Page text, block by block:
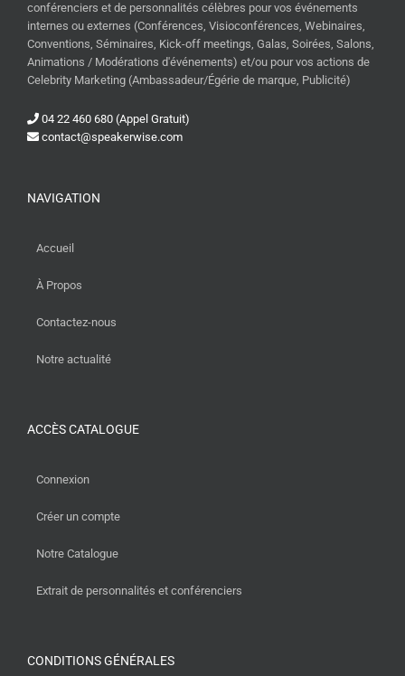
conférenciers et de personnalités célèbres pour vos événements
internes ou externes (Conférences, Visioconférences, Webinaires,
Conventions, Séminaires, Kick-off meetings, Galas, Soirées, Salons,
Animations / Modérations d'événements) et/ou pour vos actions de
Celebrity Marketing (Ambassadeur/Égérie de marque, Publicité)
04 22 460 680 (Appel Gratuit)
contact@speakerwise.com
NAVIGATION
Accueil
À Propos
Contactez-nous
Notre actualité
ACCÈS CATALOGUE
Connexion
Créer un compte
Notre Catalogue
Extrait de personnalités et conférenciers
CONDITIONS GÉNÉRALES